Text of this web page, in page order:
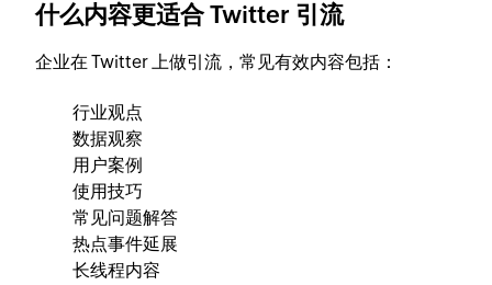
什么内容更适合 Twitter 引流
企业在 Twitter 上做引流，常见有效内容包括：
行业观点
数据观察
用户案例
使用技巧
常见问题解答
热点事件延展
长线程内容